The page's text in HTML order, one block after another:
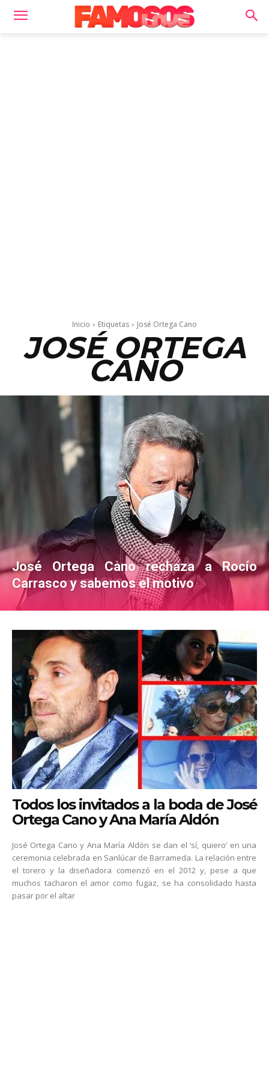
Inicio Etiquetas José Ortega Cano
JOSÉ ORTEGA
CANO
José Ortega Cano rechaza a Rocío
Carrasco y sabemos el motivo
Todos los invitados a la boda de José
Ortega Cano y Ana María Aldón
José Ortega Cano y Ana María Aldón se dan el ‘sí, quiero’ en una
ceremonia celebrada en Sanlúcar de Barrameda. La relación entre
el torero y la diseñadora comenzó en el 2012 y, pese a que
muchos tacharon el amor como fugaz, se ha consolidado hasta
pasar por el altar